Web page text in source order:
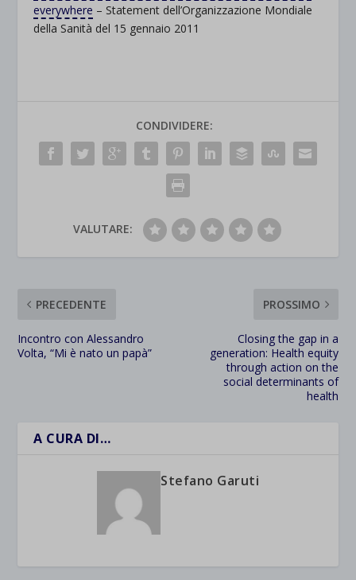
everywhere – Statement dell’Organizzazione Mondiale
della Sanità del 15 gennaio 2011
CONDIVIDERE:
VALUTARE:
PRECEDENTE
Incontro con Alessandro
Volta, “Mi è nato un papà”
PROSSIMO
Closing the gap in a
generation: Health equity
through action on the
social determinants of
health
A CURA DI…
Stefano Garuti